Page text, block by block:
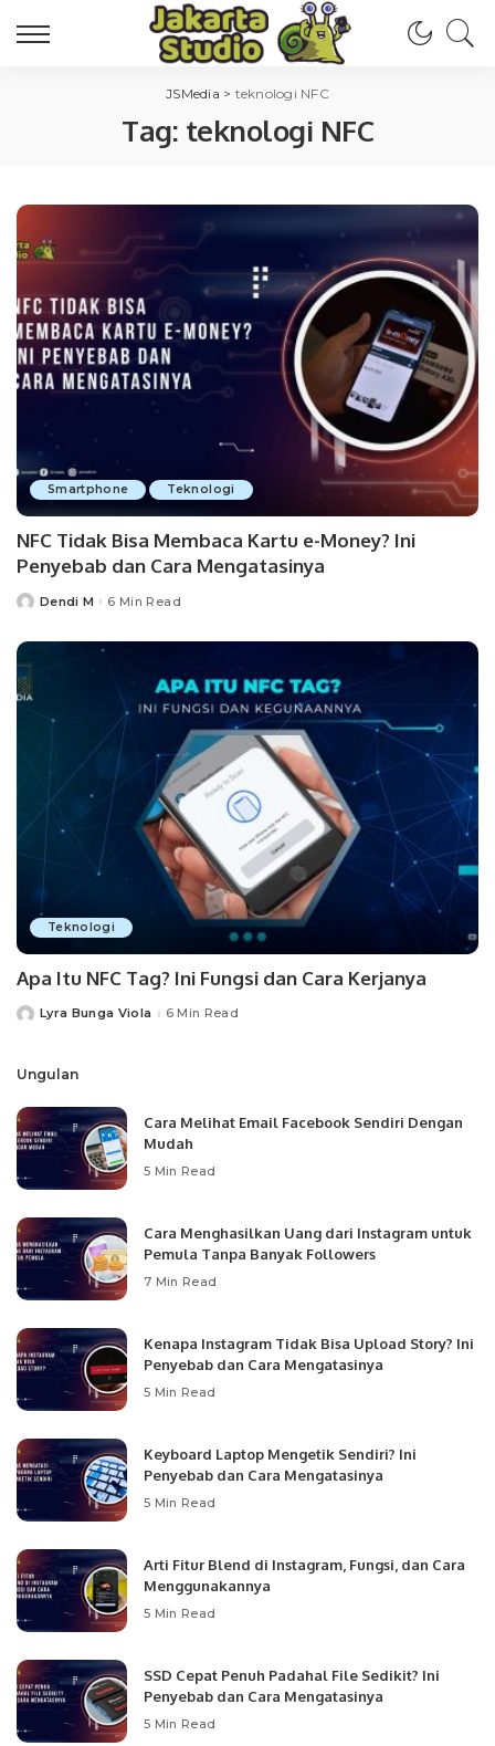
JSMedia > teknologi NFC
Tag: teknologi NFC
Smartphone Teknologi
NFC Tidak Bisa Membaca Kartu e-Money? Ini
Penyebab dan Cara Mengatasinya
PostedDendi M 6 Min Read
Teknologi
Apa Itu NFC Tag? Ini Fungsi dan Cara Kerjanya
PostedLyra Bunga Viola 6 Min Read
Ungulan
Cara Melihat Email Facebook Sendiri Dengan
Mudah
5 Min Read
Cara Menghasilkan Uang dari Instagram untuk
Pemula Tanpa Banyak Followers
7 Min Read
Kenapa Instagram Tidak Bisa Upload Story? Ini
Penyebab dan Cara Mengatasinya
5 Min Read
Keyboard Laptop Mengetik Sendiri? Ini
Penyebab dan Cara Mengatasinya
5 Min Read
Arti Fitur Blend di Instagram, Fungsi, dan Cara
Menggunakannya
5 Min Read
SSD Cepat Penuh Padahal File Sedikit? Ini
Penyebab dan Cara Mengatasinya
5 Min Read